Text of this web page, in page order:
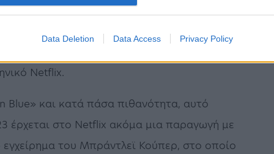
Data Deletion Data Access Privacy Policy
Παπακαλιάτηείναι διαθέσιμα αυτή τη
ημέρες θα μπορεί να παρακολουθήσει τη
Netflix.
Blue» και κατά πάσα πιθανότητα, αυτό
έρχεται στο Netflix ακόμα μια παραγωγή με
του Μπράντλεϊ Κούπερ, στο οποίο